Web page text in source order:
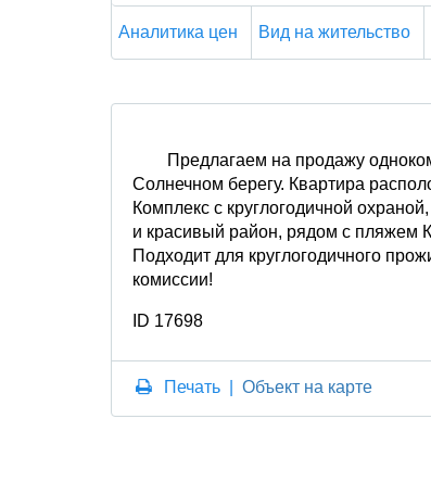
Аналитика цен Вид на жительство
Предлагаем на продажу
Солнечном берегу. Квартира
Комплекс с круглогодичной
и красивый район, рядом с пляжем
Подходит для круглогодичного
комиссии!
ID 17698
Печать |Объект на карте